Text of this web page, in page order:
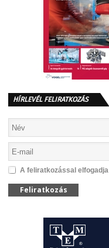
HÍRLEVÉL FELIRATKOZÁS
A feliratkozással elfogadja
Feliratkozás